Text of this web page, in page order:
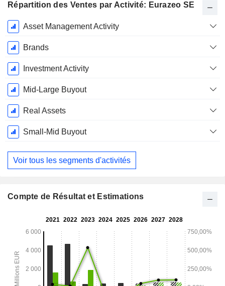
Répartition des Ventes par Activité: Eurazeo SE
Période
Fiscale:
Décembre
Asset Management Activity
Brands
Investment Activity
Mid-Large Buyout
Real Assets
Small-Mid Buyout
Voir tous les segments d'activités
Compte de Résultat et Estimations